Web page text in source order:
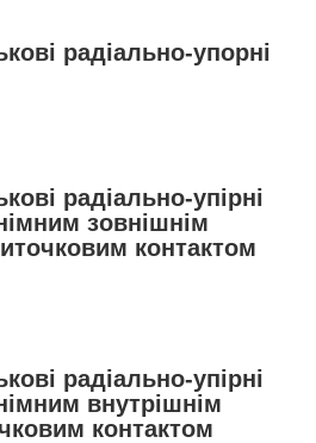
радіально-упорні
радіально-упірні
зовнішнім
контактом
радіально-упірні
внутрішнім
контактом